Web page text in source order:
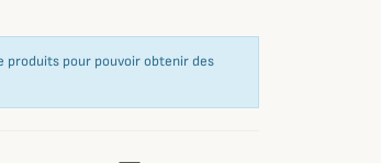
produits pour pouvoir obtenir des